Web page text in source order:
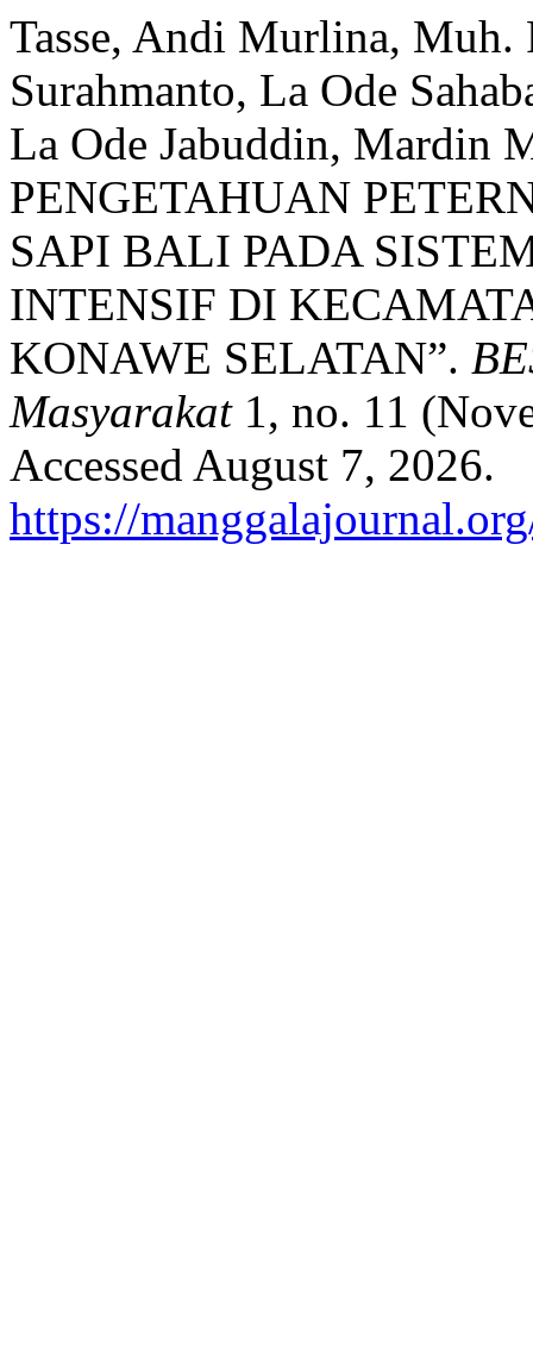
Tasse, Andi Murlina, Muh.
Surahmanto, La Ode
La Ode Jabuddin, Mardin
PENGETAHUAN
SAPI BALI PADA
INTENSIF DI
KONAWE SELATAN”.
Masyarakat1, no. 11
Accessed August 7, 2026.
https://